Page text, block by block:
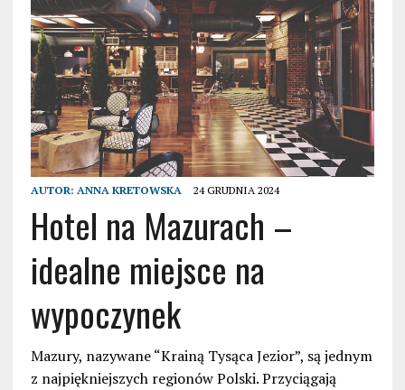
AUTOR: ANNA KRETOWSKA 24 GRUDNIA 2024
Hotel na Mazurach –
idealne miejsce na
wypoczynek
Mazury, nazywane “Krainą Tysąca Jezior”, są jednym
z najpiękniejszych regionów Polski. Przyciągają